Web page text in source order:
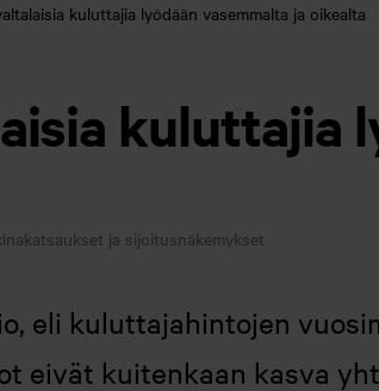
kuluttajia lyödään vasemmalta ja oikealta
kuluttajia
ja sijoitusnäkemykset
eli kuluttajahintojen
eivät kuitenkaan kasva